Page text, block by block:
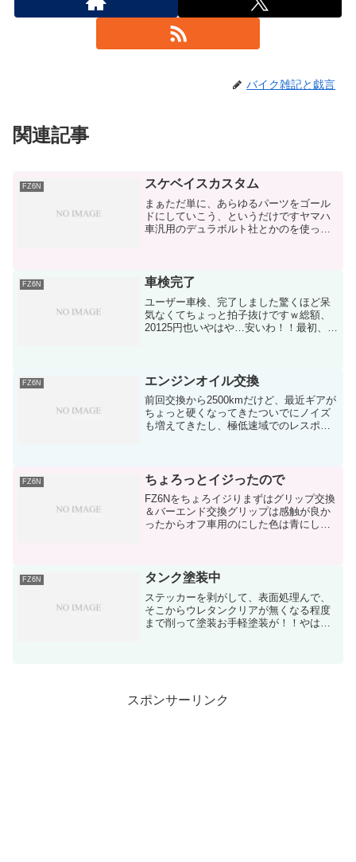
バイク雑記と戯言
関連記事
FZ6N スケベイスカスタム
まぁただ単に、あらゆるパーツをゴール
ドにしていこう、というだけですヤマハ
車汎用のデュラボルト社とかのを使って
あえず、ナンバーホルダ...
FZ6N 車検完了
ユーザー車検、完了しました驚くほど呆
気なくてちょっと拍子抜けですｗ総額、
20125円也いやはや…安いわ！！最初、光
倒！でも、勘で何と...
FZ6N エンジンオイル交換
前回交換から2500kmだけど、最近ギアが
ちょっと硬くなってきたついでにノイズ
も増えてきたし、極低速域でのレスポン
し…とで、交換後お...
FZ6N ちょろっとイジったので
FZ6Nをちょろイジりまずはグリップ交換
＆バーエンド交換グリップは感触が良か
ったからオフ車用のにした色は青にしよ
は良いけど右のス...
FZ6N タンク塗装中
ステッカーを剥がして、表面処理んで、
そこからウレタンクリアが無くなる程度
まで削って塗装お手軽塗装が！！やはり
スポンサーリンク